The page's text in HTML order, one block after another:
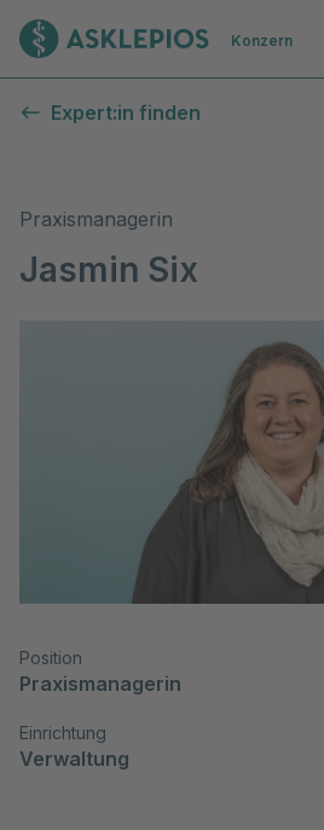
Zur Startseite
Konzern
Expert:in finden
Praxismanagerin
Jasmin Six
Position
Praxismanagerin
Einrichtung
Verwaltung